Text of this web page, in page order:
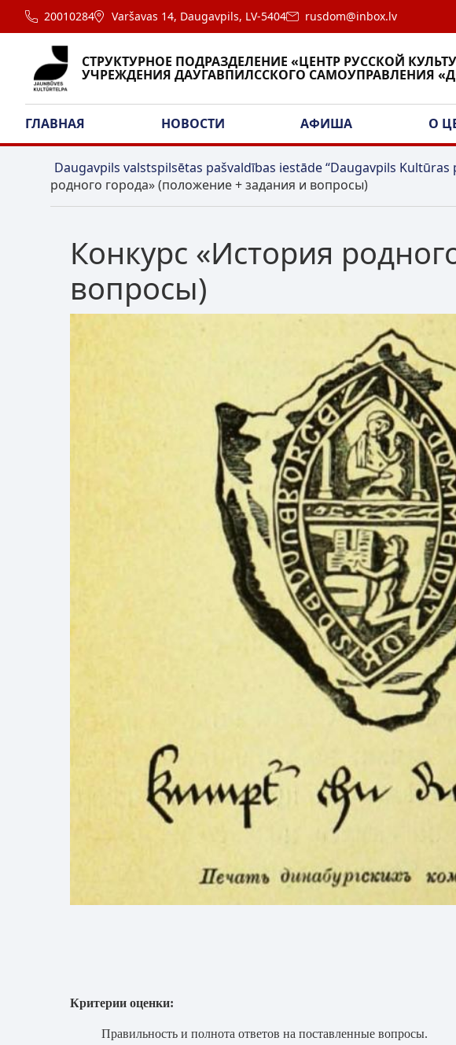
20010284 Varšavas 14, Daugavpils, LV-5404 rusdom@inbox.lv
СТРУКТУРНОЕ ПОДРАЗДЕЛЕНИЕ «ЦЕНТР РУССКОЙ
УЧРЕЖДЕНИЯ ДАУГАВПИЛССКОГО САМОУПРАВЛЕНИЯ
ГЛАВНАЯ НОВОСТИ АФИША О
Daugavpils valstspilsētas pašvaldības iestāde “Daugavpils
родного города» (положение + задания и вопросы)
Конкурс «История
вопросы)
Критерии оценки:
Правильность и полнота ответов на поставленные вопросы.